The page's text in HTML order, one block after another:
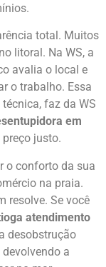
total. Muitos
litoral. Na WS, a
avalia o local e
o trabalho. Essa
faz da WS
em
justo.
o conforto da sua
na praia.
resolve. Se você
atendimento
desobstrução
a